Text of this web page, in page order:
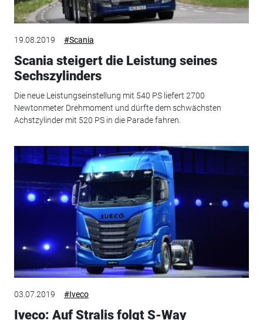
19.08.2019 #Scania
Scania steigert die Leistung seines
Sechszylinders
Die neue Leistungseinstellung mit 540 PS liefert 2700
Newtonmeter Drehmoment und dürfte dem schwächsten
Achstzylinder mit 520 PS in die Parade fahren.
03.07.2019 #Iveco
Iveco: Auf Stralis folgt S-Way